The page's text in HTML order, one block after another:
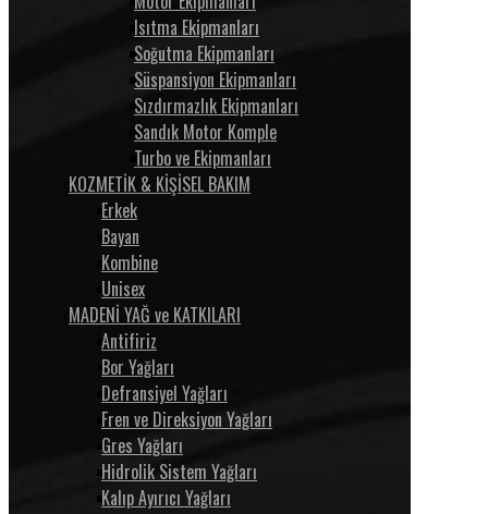
Isıtma Ekipmanları
Soğutma Ekipmanları
Süspansiyon Ekipmanları
Sızdırmazlık Ekipmanları
Sandık Motor Komple
Turbo ve Ekipmanları
KOZMETİK & KİŞİSEL BAKIM
Erkek
Bayan
Kombine
Unisex
MADENİ YAĞ ve KATKILARI
Antifiriz
Bor Yağları
Defransiyel Yağları
Fren ve Direksiyon Yağları
Gres Yağları
Hidrolik Sistem Yağları
Kalıp Ayırıcı Yağları